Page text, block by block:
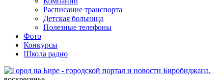
Расписание транспорта
Детская больница
Полезные телефоны
Фото
Конкурсы
Школа радио